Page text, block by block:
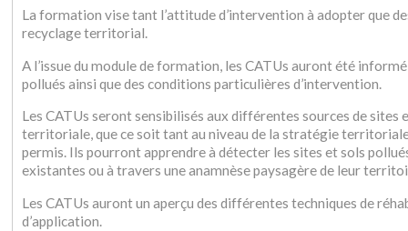
La formation vise tant l’attitude d’intervention à adopter que
recyclage territorial.
A l’issue du module de formation, les CATUs auront été
pollués ainsi que des conditions particulières d’intervention.
Les CATUs seront sensibilisés aux différentes sources de
territoriale, que ce soit tant au niveau de la stratégie
permis. Ils pourront apprendre à détecter les sites et sols
existantes ou à travers une anamnèse paysagère de leur
Les CATUs auront un aperçu des différentes techniques de
d’application.